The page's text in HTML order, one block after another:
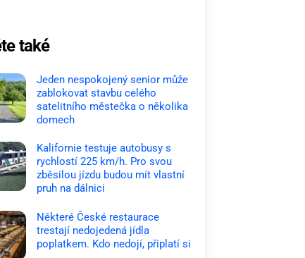
také
Jeden nespokojený senior může
zablokovat stavbu celého
satelitního městečka o několika
domech
Kalifornie testuje autobusy s
rychlostí 225 km/h. Pro svou
zběsilou jízdu budou mít vlastní
pruh na dálnici
Některé České restaurace
trestají nedojedená jídla
poplatkem. Kdo nedojí, připlatí si